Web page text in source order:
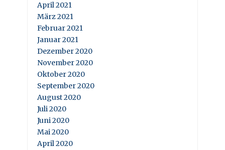
April 2021
März 2021
Februar 2021
Januar 2021
Dezember 2020
November 2020
Oktober 2020
September 2020
August 2020
Juli 2020
Juni 2020
Mai 2020
April 2020